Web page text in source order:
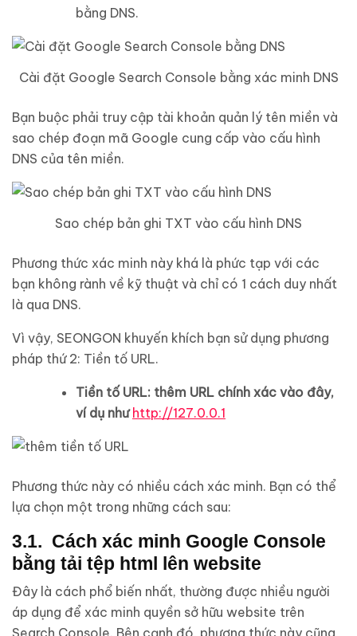
bằng DNS.
Cài đặt Google Search Console bằng xác minh DNS
Bạn buộc phải truy cập tài khoản quản lý tên miền và
sao chép đoạn mã Google cung cấp vào cấu hình
DNS của tên miền.
Sao chép bản ghi TXT vào cấu hình DNS
Phương thức xác minh này khá là phức tạp với các
bạn không rành về kỹ thuật và chỉ có 1 cách duy nhất
là qua DNS.
Vì vậy, SEONGON khuyến khích bạn sử dụng phương
pháp thứ 2: Tiền tố URL.
Tiền tố URL: thêm URL chính xác vào đây,
ví dụ nhưhttp://127.0.0.1
Phương thức này có nhiều cách xác minh. Bạn có thể
lựa chọn một trong những cách sau:
3.1. Cách xác minh Google Console
bằng tải tệp html lên website
Đây là cách phổ biến nhất, thường được nhiều người
áp dụng để xác minh quyền sở hữu website trên
Search Console. Bên cạnh đó, phương thức này cũng